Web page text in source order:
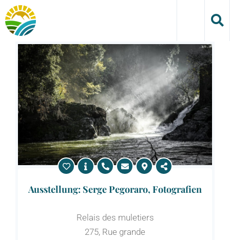
Skip
to
content
Ausstellung: Serge Pegoraro, Fotografien
Relais des muletiers
275, Rue grande